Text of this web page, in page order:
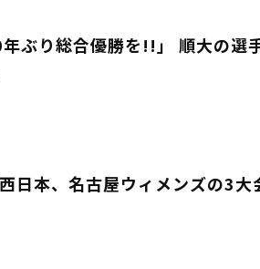
年ぶり総合優勝を!!」 順大の選
日本、名古屋ウィメンズの3大